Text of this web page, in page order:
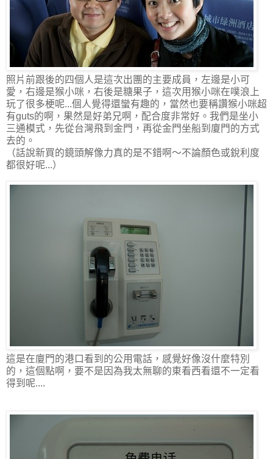
照片前跟後的四個人是這次出團的主要成員，左邊是小可
愛，右邊是猴小咪，右後是糖果子，這次用猴小咪在噗浪上
玩了很多梗呢...個人覺得還蠻有趣的，當然也要稱讚猴小咪超
有guts的啊，果然是好弟兄啊，配合度非常好。我們是坐小
三通模式，先從台灣飛到金門，再從金門坐船到廈門的方式
去的。
（話說新買的鏡頭解像力真的是不錯啊～不論顏色或銳利度
都很好呢...）
這是在廈門的港口看到的公用電話，感覺好像沒什麼特別
的，這個點啊，要不是因為我太無聊的東看西看還不一定看
得到呢....